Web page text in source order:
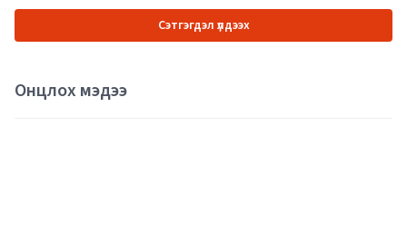
Сэтгэгдэл үлдээх
Онцлох мэдээ